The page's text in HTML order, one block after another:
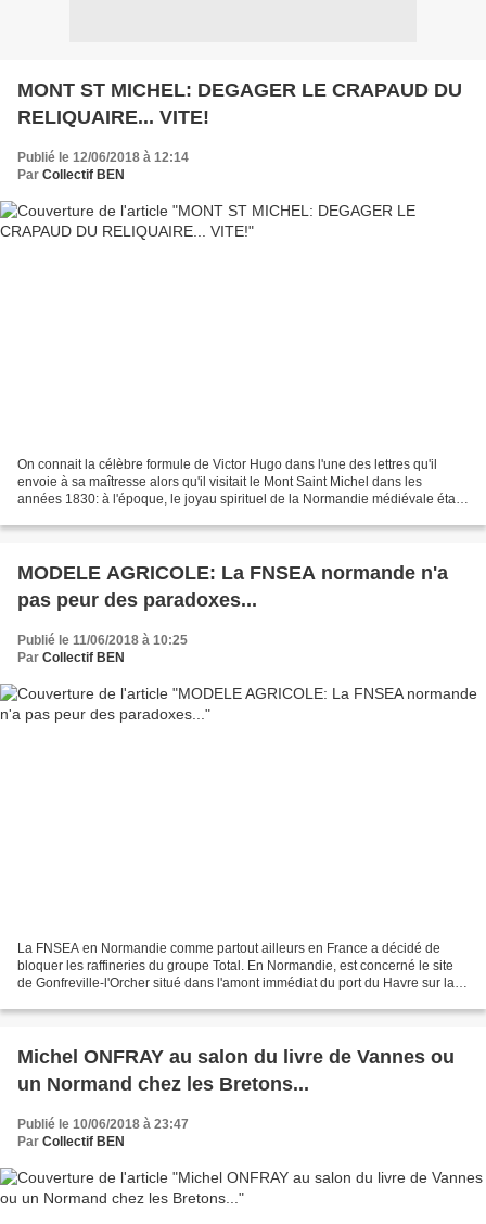
MONT ST MICHEL: DEGAGER LE CRAPAUD DU
RELIQUAIRE... VITE!
Publié le 12/06/2018 à 12:14
Par Collectif BEN
On connait la célèbre formule de Victor Hugo dans l'une des lettres qu'il
envoie à sa maîtresse alors qu'il visitait le Mont Saint Michel dans les
années 1830: à l'époque, le joyau spirituel de la Normandie médiévale était
MODELE AGRICOLE: La FNSEA normande n'a
pas peur des paradoxes...
Publié le 11/06/2018 à 10:25
Par Collectif BEN
La FNSEA en Normandie comme partout ailleurs en France a décidé de
bloquer les raffineries du groupe Total. En Normandie, est concerné le site
de Gonfreville-l'Orcher situé dans l'amont immédiat du port du Havre sur la
Michel ONFRAY au salon du livre de Vannes ou
un Normand chez les Bretons...
Publié le 10/06/2018 à 23:47
Par Collectif BEN